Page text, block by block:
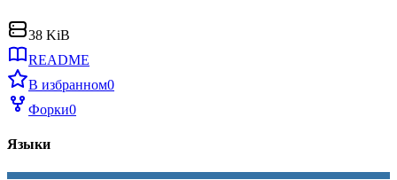
38 KiB
README
В избранном0
Форки0
Языки